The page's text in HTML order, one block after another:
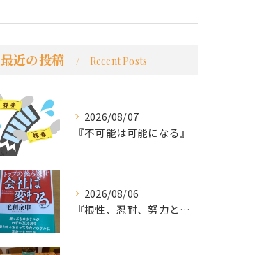
最近の投稿 Recent Posts
2026/08/07
『不可能は可能になる』
2026/08/06
『根性、忍耐、努力という言葉は死語なのか』